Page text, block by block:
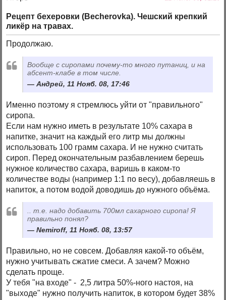
Рецепт бехеровки (Becherovka). Чешский крепкий
ликёр на травах.
Продолжаю.
Вообще с сиропами почему-то много путаниц, и на
абсент-клабе в том числе.
Андрей, 11 Нояб. 08, 17:46
Именно поэтому я стремлюсь уйти от "правильного"
сиропа.
Если нам нужно иметь в результате 10% сахара в
напитке, значит на каждый его литр мы должны
использовать 100 грамм сахара. И не нужно считать
сироп. Перед окончательным разбавлением берешь
нужное количество сахара, варишь в каком-то
количестве воды (например 1:1 по весу), добавляешь в
напиток, а потом водой доводишь до нужного объёма.
.. т.е. надо добавить 700мл сахарного сиропа! Я
правильно понял?
Nemiroff, 11 Нояб. 08, 13:57
Правильно, но не совсем. Добавляя какой-то объём,
нужно учитывать сжатие смеси. А зачем? Можно
сделать проще.
У тебя "на входе" - 2,5 литра 50%-ного настоя, на
"выходе" нужно получить напиток, в котором будет 38%